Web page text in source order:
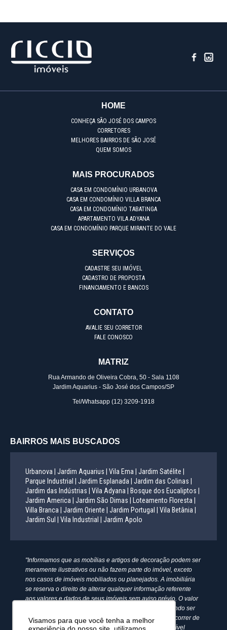
HOME
CONHEÇA SÃO JOSÉ DOS CAMPOS
CORRETORES
MELHORES BAIRROS DE SÃO JOSÉ
QUEM SOMOS
MAIS PROCURADOS
CASA EM CONDOMÍNIO URBANOVA
CASA EM CONDOMÍNIO VILLA BRANCA
CASA EM CONDOMÍNIO TABATINGA
APARTAMENTO VILA ADYANA
CASA EM CONDOMÍNIO PARQUE MIRANTE DO VALE
SERVIÇOS
CADASTRE SEU IMÓVEL
CADASTRO DE PROPOSTA
FINANCIAMENTO E BANCOS
CONTATO
AVALIE SEU CORRETOR
FALE CONOSCO
MATRIZ
Rua Armando de Oliveira Cobra, 50 - Sala 1108
Jardim Aquarius - São José dos Campos/SP
Tel/Whatsapp (12) 3209-1918
BAIRROS MAIS BUSCADOS
Urbanova | Jardim Aquarius | Vila Ema |
Jardim Satélite |
Parque Industrial |
Jardim Esplanada |
Jardim das Colinas |
Jardim das Indústrias |
Vila Adyana |
Bosque dos Eucaliptos |
Jardim America |
Jardim São Dimas |
Loteamento Floresta |
Villa Branca |
Jardim Oriente | Jardim Portugal |
Vila Betânia |
Jardim Sul |
Vila Industrial | Jardim Apolo
"Informamos que as mobílias e artigos de decoração podem ser
meramente ilustrativos ou não fazem parte do imóvel, exceto
nos casos de imóveis mobiliados ou planejados. A imobiliária
se reserva o direito de alterar qualquer informação referente
aos valores e dados de seus imóveis sem aviso prévio. O valor
anunciado do condomínio e IPTU é aproximado, podendo ser
maior, menor ou mesmo passível de alteração. Pode ocorrer de
algum imóvel anunciado no site não estar mais disponível
Visamos para que você tenha a melhor
experiência do nosso site, utilizamos